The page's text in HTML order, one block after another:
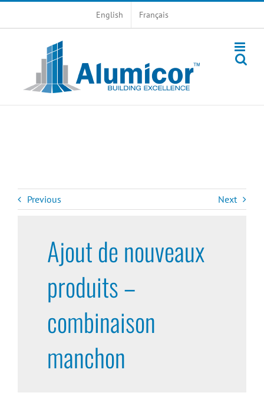
English Français
Previous Next
Ajout de nouveaux
produits –
combinaison
manchon